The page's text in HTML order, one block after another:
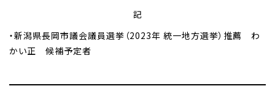
記
・新潟県長岡市議会議員選挙（2023年 統一地方選挙）推薦 わ
かい正 候補予定者